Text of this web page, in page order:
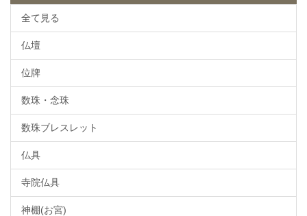
全て見る
仏壇
位牌
数珠・念珠
数珠ブレスレット
仏具
寺院仏具
神棚(お宮)